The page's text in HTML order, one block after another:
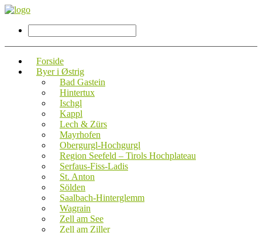
Forside
Byer i Østrig
Bad Gastein
Hintertux
Ischgl
Kappl
Lech & Zürs
Mayrhofen
Obergurgl-Hochgurgl
Region Seefeld – Tirols Hochplateau
Serfaus-Fiss-Ladis
St. Anton
Sölden
Saalbach-Hinterglemm
Wagrain
Zell am See
Zell am Ziller